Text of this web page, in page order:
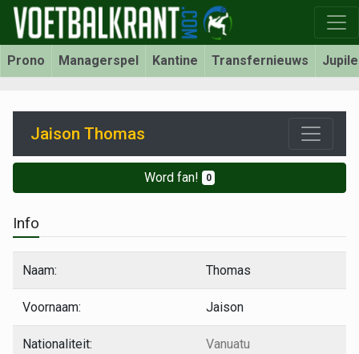
Prono Managerspel Kantine Transfernieuws
Jaison Thomas
Word fan! 0
Info
Naam: Thomas
Voornaam: Jaison
Nationaliteit: Vanuatu